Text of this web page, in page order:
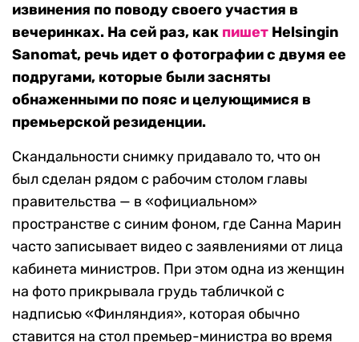
извинения по поводу своего участия в
вечеринках. На сей раз, как пишет Helsingin
Sanomat, речь идет о фотографии с двумя ее
подругами, которые были засняты
обнаженными по пояс и целующимися в
премьерской резиденции.
Скандальности снимку придавало то, что он
был сделан рядом с рабочим столом главы
правительства — в «официальном»
пространстве с синим фоном, где Санна Марин
часто записывает видео с заявлениями от лица
кабинета министров. При этом одна из женщин
на фото прикрывала грудь табличкой с
надписью «Финляндия», которая обычно
ставится на стол премьер-министра во время